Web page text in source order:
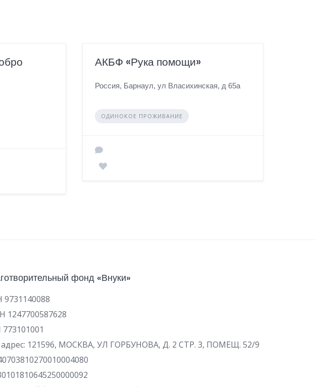
АКБФ «Рука помощи»
Россия, Барнаул, ул Власихинская, д 65а
ОДИНОКОЕ ПРОЖИВАНИЕ
фонд «Внуки»
1247700587628
121596, МОСКВА, УЛ ГОРБУНОВА, Д. 2 СТР. 3, ПОМЕЩ. 52/9